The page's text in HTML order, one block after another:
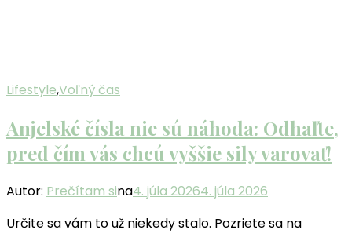
Lifestyle,Voľný čas
Anjelské čísla nie sú náhoda: Odhaľte,
pred čím vás chcú vyššie sily varovať!
Autor: Prečítam sina4. júla 20264. júla 2026
Určite sa vám to už niekedy stalo. Pozriete sa na